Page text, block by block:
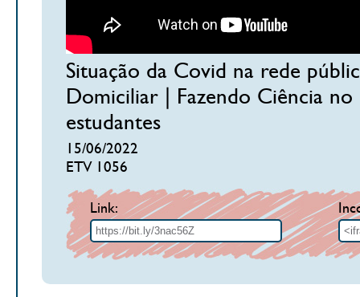
Situação da Covid na rede
Domiciliar | Fazendo Ciência
estudantes
15/06/2022
ETV 1056
Link: